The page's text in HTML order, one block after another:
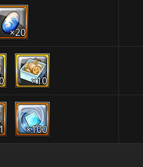
×20
×10
×100